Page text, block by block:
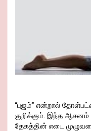
“புஜம்” என்றால்
குறிக்கும். இந்த ஆசனம்
தேகத்தின் எடை